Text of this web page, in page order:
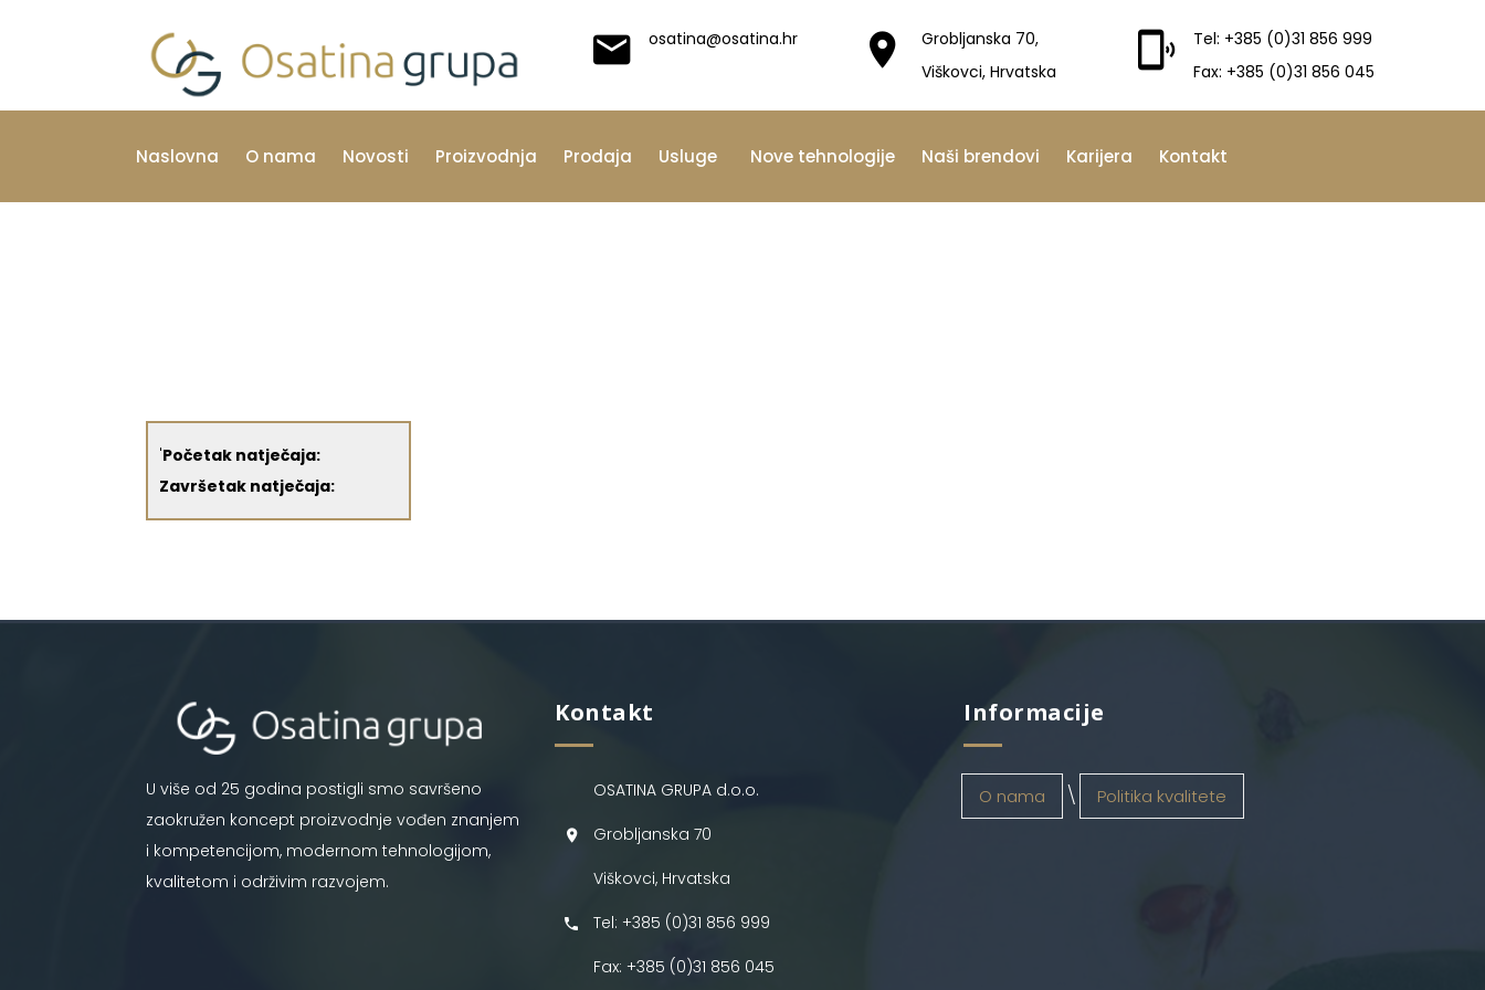
osatina@osatina.hr
Grobljanska 70,
Viškovci, Hrvatska
Tel: +385 (0)31 856 999
Fax: +385 (0)31 856 045
Naslovna O nama Novosti Proizvodnja Prodaja Usluge Nove tehnologije Naši brendovi Karijera Kontakt
'Početak natječaja:
Završetak natječaja:
U više od 25 godina postigli smo savršeno
zaokružen koncept proizvodnje vođen znanjem
i kompetencijom, modernom tehnologijom,
kvalitetom i održivim razvojem.
Kontakt
OSATINA GRUPA d.o.o.
Grobljanska 70
Viškovci, Hrvatska
Tel: +385 (0)31 856 999
Fax: +385 (0)31 856 045
Informacije
O nama Politika kvalitete